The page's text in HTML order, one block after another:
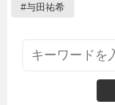
#与田祐希